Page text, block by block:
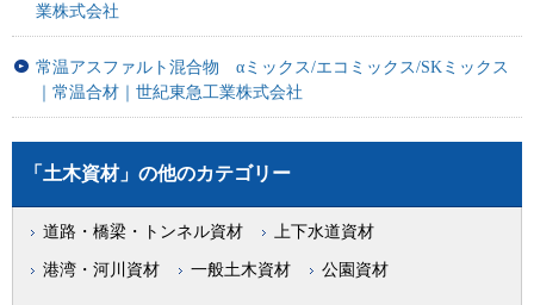
業株式会社
常温アスファルト混合物 αミックス/エコミックス/SKミックス
｜常温合材｜世紀東急工業株式会社
「土木資材」の他のカテゴリー
道路・橋梁・トンネル資材 上下水道資材
港湾・河川資材 一般土木資材 公園資材